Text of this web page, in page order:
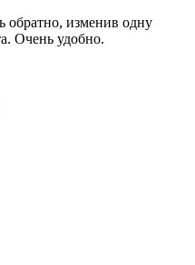
обратно, изменив одну
Очень удобно.